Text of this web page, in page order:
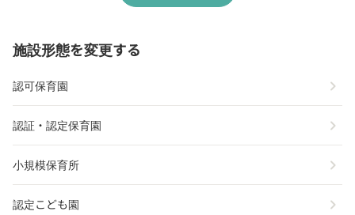
施設形態を変更する
認可保育園 chevron_right
認証・認定保育園 chevron_right
小規模保育所 chevron_right
認定こども園 chevron_right